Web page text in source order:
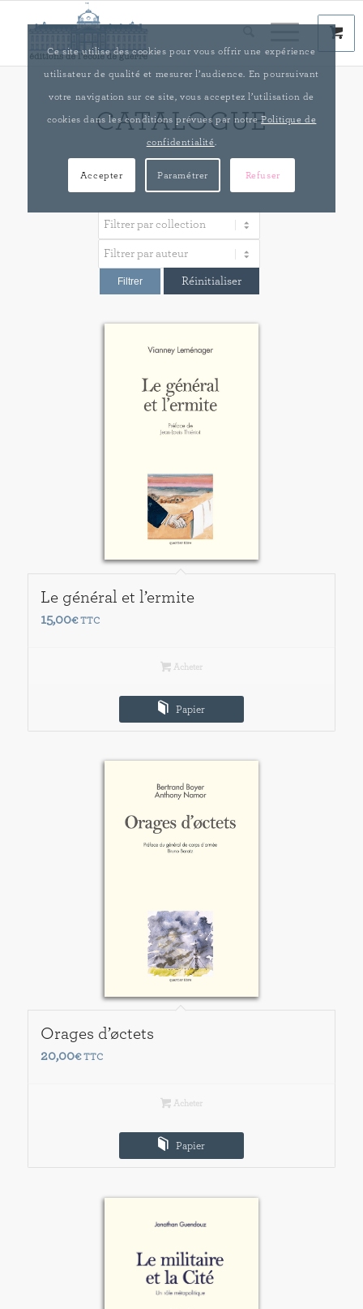
CATALOGUE
Réinitialiser
Le général et l’ermite
15,00€ TTC
Acheter
Papier
Orages d’øctets
20,00€ TTC
Acheter
Papier
Ce site utilise des cookies pour vous offrir une expérience
utilisateur de qualité et mesurer l’audience. En poursuivant
votre navigation sur ce site, vous acceptez l’utilisation de
cookies dans les conditions prévues par notrePolitique de
confidentialité
Accepter Paramétrer Refuser